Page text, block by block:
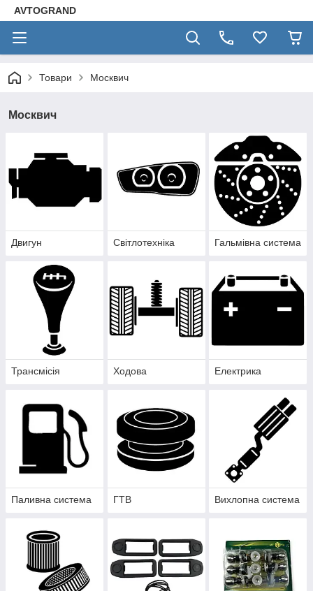
AVTOGRAND
Товари Москвич
Москвич
Двигун Світлотехніка Гальмівна система
Трансмісія Ходова Електрика
Паливна система ГТВ Вихлопна система